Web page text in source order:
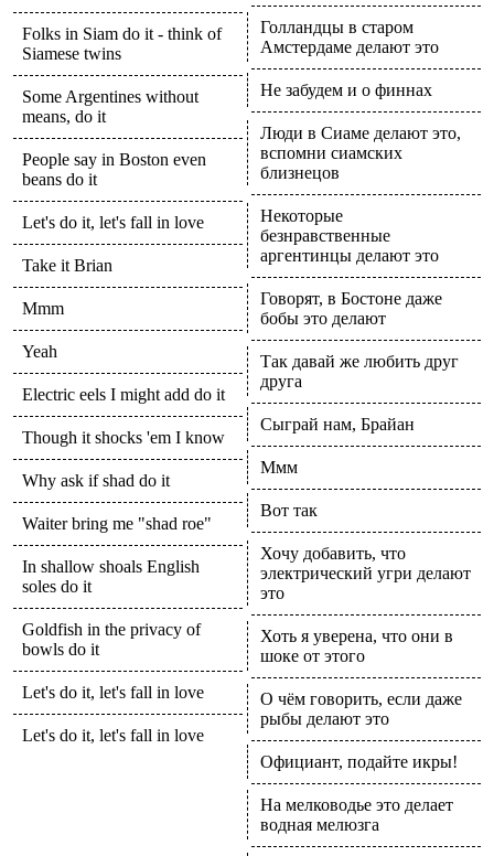
Folks in Siam do it - think of
Siamese twins
Some Argentines without
means, do it
People say in Boston even
beans do it
Let's do it, let's fall in love
Take it Brian
Mmm
Yeah
Electric eels I might add do it
Though it shocks 'em I know
Why ask if shad do it
Waiter bring me "shad roe"
In shallow shoals English
soles do it
Goldfish in the privacy of
bowls do it
Let's do it, let's fall in love
Let's do it, let's fall in love
Голландцы в старом
Амстердаме делают это
Не забудем и о финнах
Люди в Сиаме делают это,
вспомни сиамских
близнецов
Некоторые
безнравственные
аргентинцы делают это
Говорят, в Бостоне даже
бобы это делают
Так давай же любить друг
друга
Сыграй нам, Брайан
Ммм
Вот так
Хочу добавить, что
электрический угри делают
это
Хоть я уверена, что они в
шоке от этого
О чём говорить, если даже
рыбы делают это
Официант, подайте икры!
На мелководье это делает
водная мелюзга